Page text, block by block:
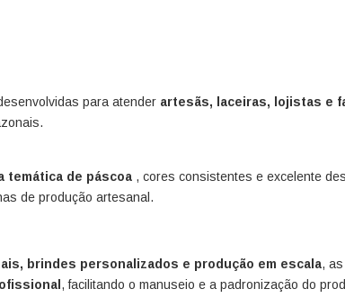
para atender artesãs, laceiras, lojistas e
temática de páscoa , cores consistentes e excelente
de produção artesanal.
brindes personalizados e produção em escala,
, facilitando o manuseio e a padronização do